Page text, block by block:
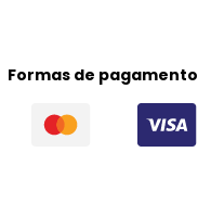
Formas de pagamento